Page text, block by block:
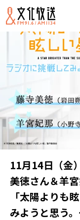
11月14日（金
美徳さん＆羊
「太陽よりも
みようと思う。